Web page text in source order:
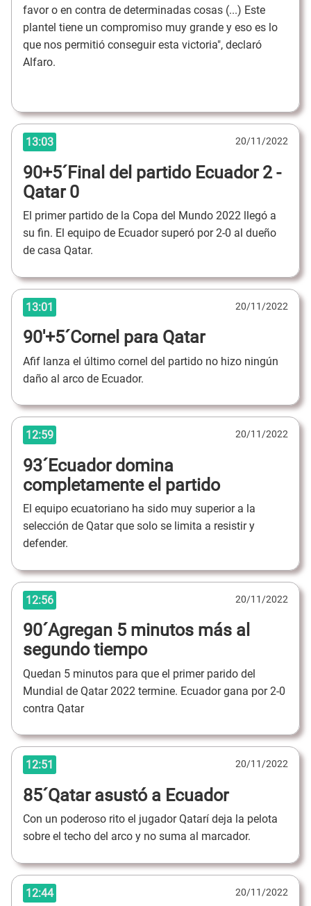
favor o en contra de determinadas cosas (...) Este
plantel tiene un compromiso muy grande y eso es lo
que nos permitió conseguir esta victoria", declaró
Alfaro.
13:03 20/11/2022
90+5´Final del partido Ecuador 2 -
Qatar 0
El primer partido de la Copa del Mundo 2022 llegó a
su fin. El equipo de Ecuador superó por 2-0 al dueño
de casa Qatar.
13:01 20/11/2022
90'+5´Cornel para Qatar
Afif lanza el último cornel del partido no hizo ningún
daño al arco de Ecuador.
12:59 20/11/2022
93´Ecuador domina
completamente el partido
El equipo ecuatoriano ha sido muy superior a la
selección de Qatar que solo se limita a resistir y
defender.
12:56 20/11/2022
90´Agregan 5 minutos más al
segundo tiempo
Quedan 5 minutos para que el primer parido del
Mundial de Qatar 2022 termine. Ecuador gana por 2-0
contra Qatar
12:51 20/11/2022
85´Qatar asustó a Ecuador
Con un poderoso rito el jugador Qatarí deja la pelota
sobre el techo del arco y no suma al marcador.
12:44 20/11/2022